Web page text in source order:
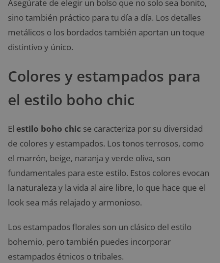
Asegúrate de elegir un bolso que no solo sea bonito,
sino también práctico para tu día a día. Los detalles
metálicos o los bordados también aportan un toque
distintivo y único.
Colores y estampados para
el estilo boho chic
El estilo boho chic se caracteriza por su diversidad
de colores y estampados. Los tonos terrosos, como
el marrón, beige, naranja y verde oliva, son
fundamentales para este estilo. Estos colores evocan
la naturaleza y la vida al aire libre, lo que hace que el
look sea más relajado y armonioso.
Los estampados florales son un clásico del estilo
bohemio, pero también puedes incorporar
estampados étnicos o tribales.